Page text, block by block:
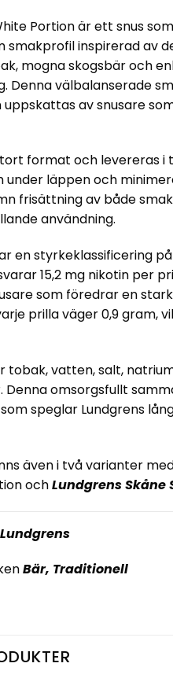
Portion är ett snus
smakprofil inspirerad av
mogna skogsbär och
Denna välbalanserade
av snusare
format och levereras i
under läppen och
frisättning av både
användning.
en styrkeklassificering
15,2 mg nikotin per
som föredrar en
prilla väger 0,9 gram,
tobak, vatten, salt,
Denna omsorgsfullt
speglar Lundgrens
även i två varianter
ochLundgrens Skåne
Lundgrens
Bär, Traditionell